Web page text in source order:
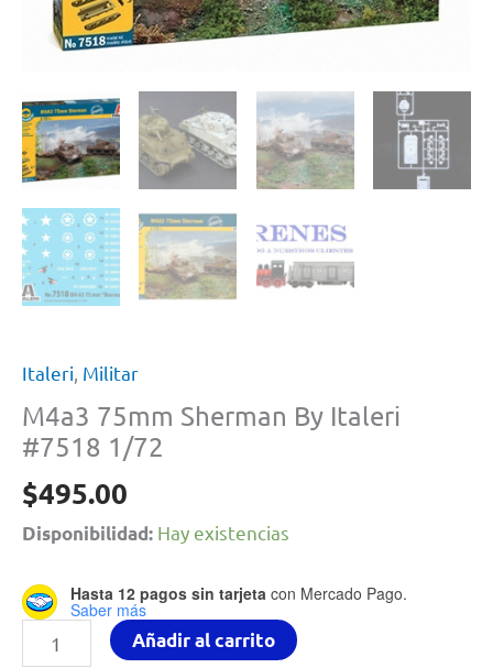
Italeri Militar
M4a3 75mm Sherman By Italeri
#7518 1/72
$495.00
Disponibilidad: Hay existencias
Hasta 12 pagos sin tarjeta con Mercado Pago.
Saber más
M4a3
Añadir al carrito